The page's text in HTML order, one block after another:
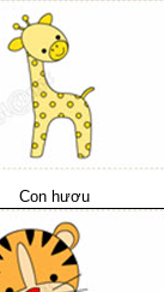
Con hươu